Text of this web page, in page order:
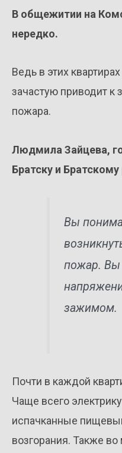
В общежитии на
нередко.
Ведь в этих
зачастую приводит к
пожара.
Людмила Зайцева,
Братску и Братскому
Вы
пожар. Вы
зажимом.
Почти в каждой
Чаще всего
испачканные
возгорания. Также